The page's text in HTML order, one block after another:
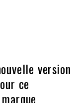
version
ce